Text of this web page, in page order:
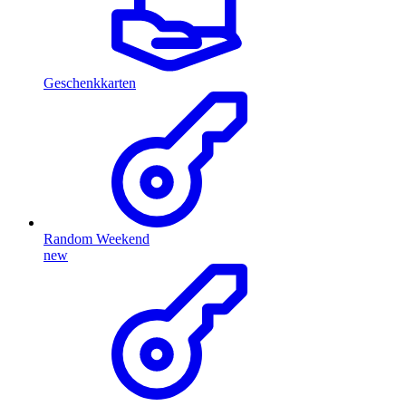
Geschenkkarten
Random Weekend
new